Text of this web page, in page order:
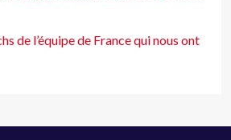
de l’équipe de France qui nous ont